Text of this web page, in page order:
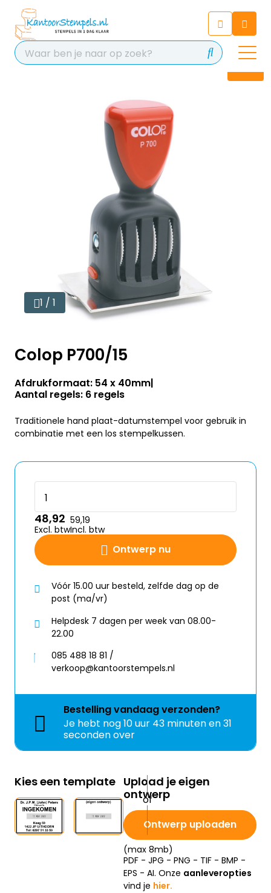
Chat 24/7 met onze chatbot
voor hulp
Contact
1 / 1
Colop P700/15
Afdrukformaat: 54 x 40mm
Aantal regels: 6 regels
Traditionele hand plaat-datumstempel voor gebruik in
combinatie met een los stempelkussen.
Ontwerp nu
48,92
Excl. btw
59,19
Incl. btw
Vóór 15.00 uur besteld, zelfde dag op de
post (ma/vr)
Helpdesk 7 dagen per week van 08.00-
22.00
085 488 18 81 /
verkoop@kantoorstempels.nl
Bestellingvandaagverzonden?
Je hebt nog10 uur 43 minuten en 31
seconden over
Kies een template Upload je eigen
ontwerp
Ontwerp uploaden
(max 8mb)
PDF - JPG - PNG - TIF - BMP -
EPS - AI. Onze aanleveropties
vind je hier.